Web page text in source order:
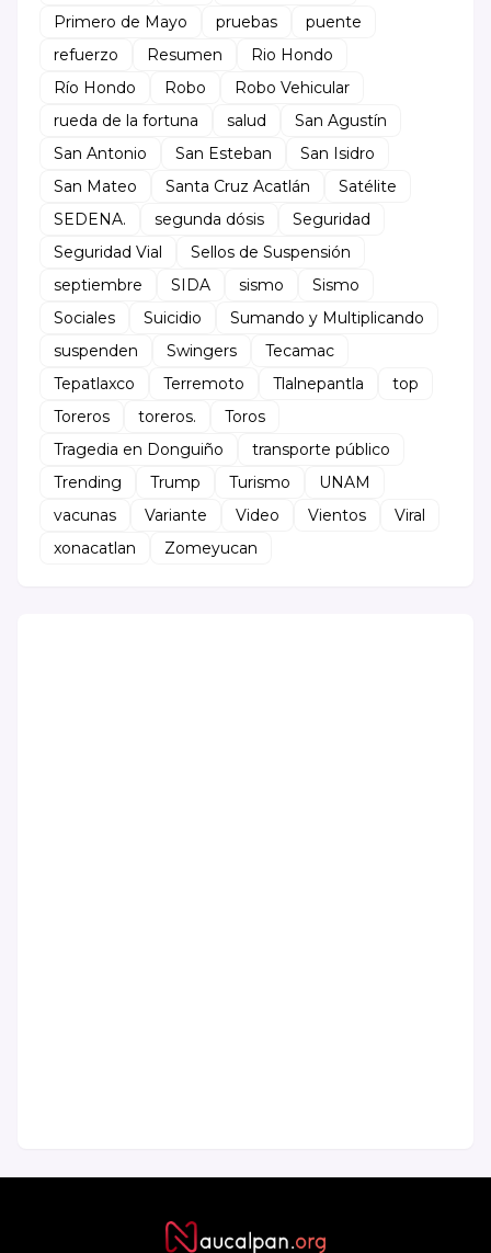
Primero de Mayo
pruebas
puente
refuerzo
Resumen
Rio Hondo
Río Hondo
Robo
Robo Vehicular
rueda de la fortuna
salud
San Agustín
San Antonio
San Esteban
San Isidro
San Mateo
Santa Cruz Acatlán
Satélite
SEDENA.
segunda dósis
Seguridad
Seguridad Vial
Sellos de Suspensión
septiembre
SIDA sismo
Sismo
Sociales
Suicidio
Sumando y Multiplicando
suspenden
Swingers
Tecamac
Tepatlaxco
Terremoto Tlalnepantla
top
Toreros
toreros.
Toros
Tragedia en Donguiño
transporte público
Trending
Trump Turismo
UNAM
vacunas
Variante Video Vientos
Viral
xonacatlan
Zomeyucan